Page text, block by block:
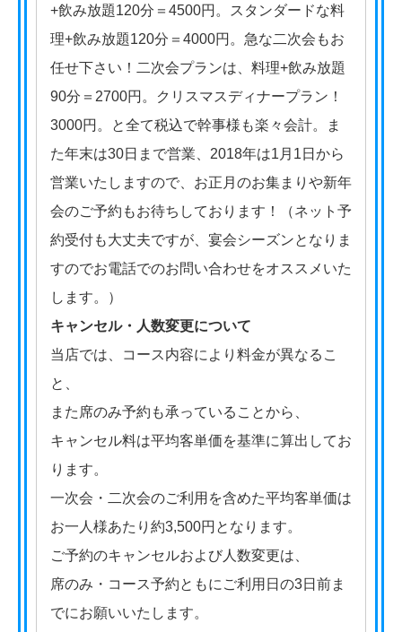
+飲み放題120分＝4500円。スタンダードな料
理+飲み放題120分＝4000円。急な二次会もお
任せ下さい！二次会プランは、料理+飲み放題
90分＝2700円。クリスマスディナープラン！
3000円。と全て税込で幹事様も楽々会計。ま
た年末は30日まで営業、2018年は1月1日から
営業いたしますので、お正月のお集まりや新年
会のご予約もお待ちしております！（ネット予
約受付も大丈夫ですが、宴会シーズンとなりま
すのでお電話でのお問い合わせをオススメいた
します。）
キャンセル・人数変更について
当店では、コース内容により料金が異なるこ
と、
また席のみ予約も承っていることから、
キャンセル料は平均客単価を基準に算出してお
ります。
一次会・二次会のご利用を含めた平均客単価は
お一人様あたり約3,500円となります。
ご予約のキャンセルおよび人数変更は、
席のみ・コース予約ともにご利用日の3日前ま
でにお願いいたします。